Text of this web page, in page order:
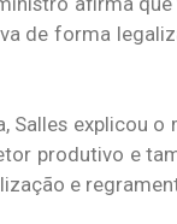
de forma
Salles explicou
produtivo e
e